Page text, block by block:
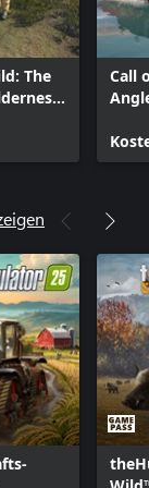
und
Natur
The
Call